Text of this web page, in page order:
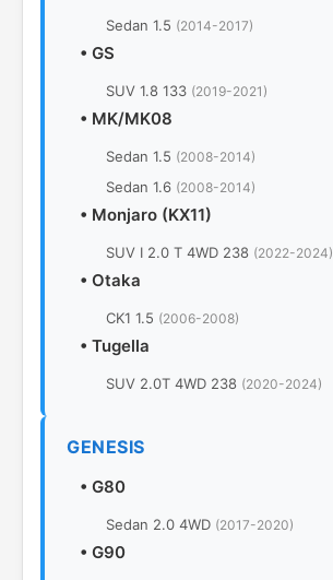
Sedan 1.5 (2014-2017)
• GS
SUV 1.8 133 (2019-2021)
• MK/MK08
Sedan 1.5 (2008-2014)
Sedan 1.6 (2008-2014)
• Monjaro (KX11)
SUV I 2.0 T 4WD 238 (2022-2024)
• Otaka
CK1 1.5 (2006-2008)
• Tugella
SUV 2.0T 4WD 238 (2020-2024)
GENESIS
• G80
Sedan 2.0 4WD (2017-2020)
• G90